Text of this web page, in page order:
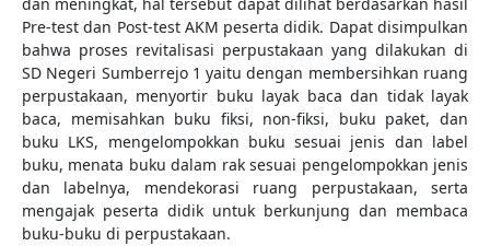
Pre-test dan Post-test AKM peserta didik. Dapat disimpulkan
bahwa proses revitalisasi perpustakaan yang dilakukan di
SD Negeri Sumberrejo 1 yaitu dengan membersihkan ruang
perpustakaan, menyortir buku layak baca dan tidak layak
baca, memisahkan buku fiksi, non-fiksi, buku paket, dan
buku LKS, mengelompokkan buku sesuai jenis dan label
buku, menata buku dalam rak sesuai pengelompokkan jenis
dan labelnya, mendekorasi ruang perpustakaan, serta
mengajak peserta didik untuk berkunjung dan membaca
buku-buku di perpustakaan.